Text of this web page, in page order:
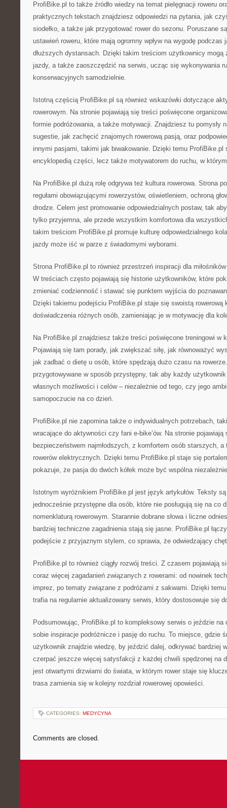
ProfiBike.pl to także źródło wiedzy na temat pielęgnacji roweru
praktycznych tekstach znajdziesz odpowiedzi na pytania, jak
siodełko, a także jak przygotować rower do sezonu. Poruszane
ustawień roweru, które mają ogromny wpływ na wygodę podczas
dłuższych dystansach. Dzięki takim treściom użytkownicy
jazdy, a także zaoszczędzić na serwis, ucząc się wykonywania
konserwacyjnych samodzielnie.
Istotną częścią ProfiBike.pl są również wskazówki dotyczące
rowerowym. Na stronie pojawiają się treści poświęcone
formie podróżowania, a także motywacji. Znajdziesz tu pomysły
sugestie, jak zachęcić znajomych rowerową pasją, oraz
innymi pasjami, takimi jak biwakowanie. Dzięki temu ProfiBike.pl
encyklopedią części, lecz także motywatorem do ruchu, w którym
Na ProfiBike.pl dużą rolę odgrywa też kultura rowerowa. Strona
regułami obowiązującymi rowerzystów, oświetleniem, ochroną
drodze. Celem jest promowanie odpowiedzialnych postaw, tak
tylko przyjemna, ale przede wszystkim komfortowa dla
takim treściom ProfiBike.pl promuje kulturę odpowiedzialnego
jazdy może iść w parze z świadomymi wyborami.
Strona ProfiBike.pl to również przestrzeń inspiracji dla
W treściach często pojawiają się historie użytkowników, które
zmieniać codzienność i stawać się punktem wyjścia do
Dzięki takiemu podejściu ProfiBike.pl staje się swoistą rowerową
doświadczenia różnych osób, zamieniając je w motywację dla
Na ProfiBike.pl znajdziesz także treści poświęcone treningowi w
Pojawiają się tam porady, jak zwiększać siłę, jak równoważyć
jak zadbać o dietę u osób, które spędzają dużo czasu na
przygotowywane w sposób przystępny, tak aby każdy
własnych możliwości i celów – niezależnie od tego, czy jego
samopoczucie na co dzień.
ProfiBike.pl nie zapomina także o indywidualnych potrzebach,
wracające do aktywności czy fani e-bike’ów. Na stronie
bezpieczeństwem najmłodszych, z komfortem osób starszych,
rowerów elektrycznych. Dzięki temu ProfiBike.pl staje się
pokazuje, że pasja do dwóch kółek może być wspólna
Istotnym wyróżnikiem ProfiBike.pl jest język artykułów. Teksty
jednocześnie przystępne dla osób, które nie posługują się na co
nomenklaturą rowerowym. Starannie dobrane słowa i liczne
bardziej techniczne zagadnienia stają się jasne. ProfiBike.pl
podejście z przyjaznym stylem, co sprawia, że odwiedzający
ProfiBike.pl to również ciągły rozwój treści. Z czasem pojawiają
coraz więcej zagadanień związanych z rowerami: od nowinek
imprez, po tematy związane z podróżami z sakwami. Dzięki
trafia na regularnie aktualizowany serwis, który dostosowuje się
Podsumowując, ProfiBike.pl to kompleksowy serwis o jeździe na
sobie inspiracje podróżnicze i pasję do ruchu. To miejsce, gdzie
użytkownik znajdzie wiedzę, by jeździć dalej, odkrywać bardziej
czerpać jeszcze więcej satysfakcji z każdej chwili spędzonej na
jest otwartymi drzwiami do świata, w którym rower staje się
trasa zamienia się w kolejny rozdział rowerowej opowieści.
CATEGORIES: MEDYCYNA
Comments are closed.